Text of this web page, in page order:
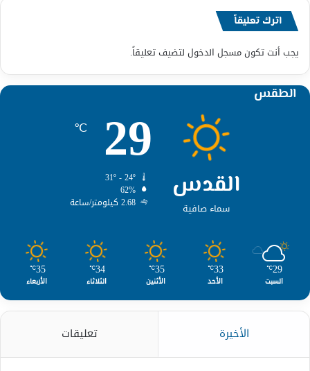
اترك تعليقاً
يجب أنت تكونمسجل الدخول لتضيف تعليقاً.
الطقس
القدس
سماء صافية
29
℃
62%
2.68 كيلومتر/ساعة
29
℃
السبت
33
℃
الأحد
35
℃
الأثنين
34
℃
الثلاثاء
35
℃
الأربعاء
الأخيرة تعليقات